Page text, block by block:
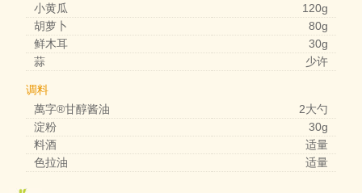
小黄瓜
120g
胡萝卜
80g
鲜木耳
30g
蒜
少许
调料
萬字®甘醇酱油
2大勺
淀粉
30g
料酒
适量
色拉油
适量